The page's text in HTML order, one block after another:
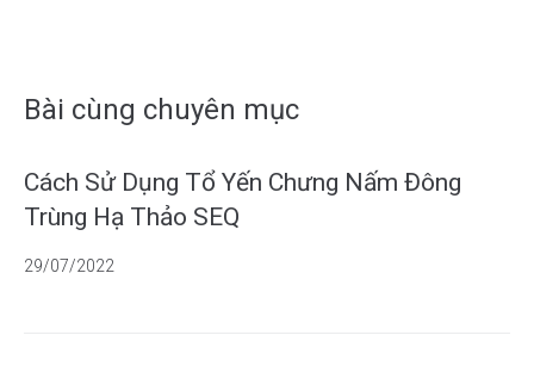
Bài cùng chuyên mục
Cách Sử Dụng Tổ Yến Chưng Nấm Đông
Trùng Hạ Thảo SEQ
29/07/2022